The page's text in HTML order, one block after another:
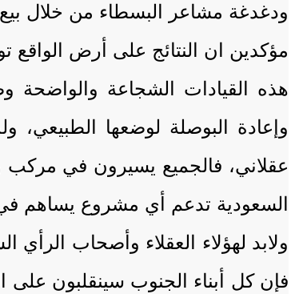
ودغدغة مشاعر البسطاء من خلال بيع
مؤكدين ان النتائج على أرض
هذه القيادات الشجاعة
وإعادة البوصلة لوضعها
عقلاني، فالجميع يسيرون في مركب
السعودية تدعم أي مشروع يساهم
ولابد لهؤلاء العقلاء وأصحاب
فإن كل أبناء الجنوب سينقلبون على